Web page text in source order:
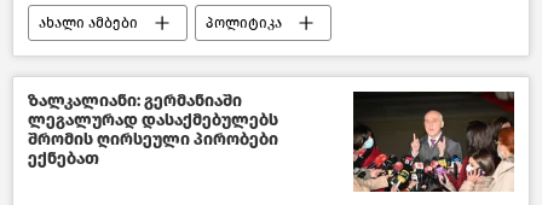
ახალი ამბები პოლიტიკა
საქართველო
ზალკალიანი: გერმანიაში
ლეგალურად დასაქმებულებს
შრომის ღირსეული პირობები
ექნებათ